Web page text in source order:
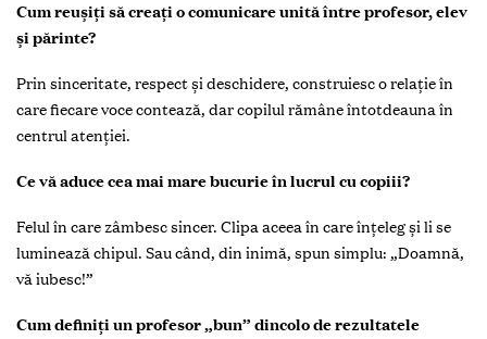
Cum reușiți să creați o comunicare unită între profesor, elev
și părinte?
Prin sinceritate, respect și deschidere, construiesc o relație în
care fiecare voce contează, dar copilul rămâne întotdeauna în
centrul atenției.
Ce vă aduce cea mai mare bucurie în lucrul cu copiii?
Felul în care zâmbesc sincer. Clipa aceea în care înțeleg și li se
luminează chipul. Sau când, din inimă, spun simplu: „Doamnă,
vă iubesc!”
Cum definiți un profesor „bun” dincolo de rezultatele